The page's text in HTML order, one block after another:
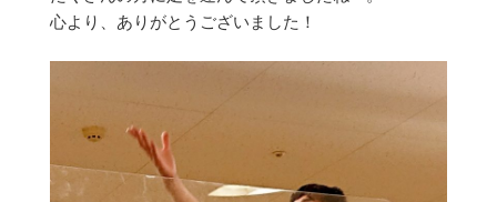
心より、ありがとうございました！